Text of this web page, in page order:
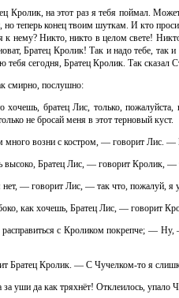
Кролик, на этот раз я тебя поймал.
теперь конец твоим шуткам. И кто
к нему? Никто, никто в целом свете!
Братец Кролик! Так и надо тебе, так
тебя сегодня, Братец Кролик. Так сказал
смирно, послушно:
братец Лис, только,
не бросай меня в этот терновый куст.
возни с костром, — говорит Лис. —
Братец Лис, — говорит Кролик, —
— говорит Лис, — так что, пожалуй, я
как хочешь, Братец Лис, — говорит
с Кроликом покрепче; —
Братец Кролик. — С Чучелком-то я
уши да как тряхнёт! Отклеилось, упало